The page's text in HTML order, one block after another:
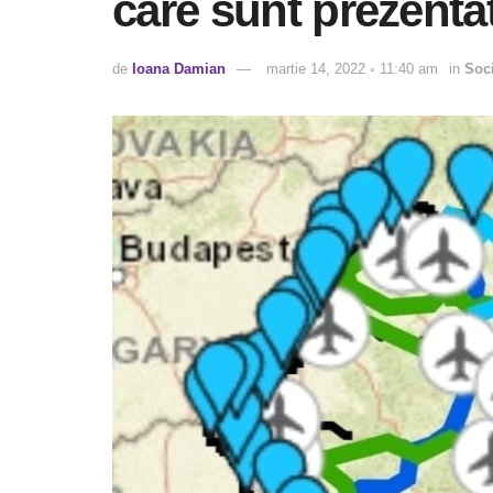
care sunt
de Ioana Damian martie 14, 2022 ◦ 11:40 am in